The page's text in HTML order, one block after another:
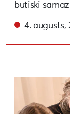
būtiski
4. augusts,